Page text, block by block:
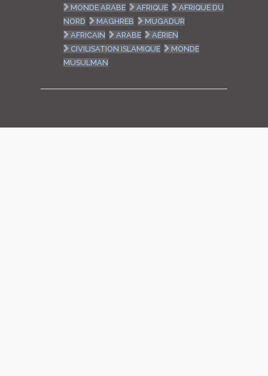
MONDE ARABE AFRIQUE
AFRIQUE DU
NORD
MAGHREB
MUGADUR
AFRICAIN
ARABE
AÉRIEN
CIVILISATION ISLAMIQUE
MONDE
MUSULMAN